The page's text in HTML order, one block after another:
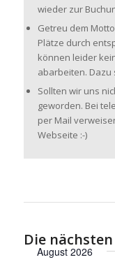
wieder zur
Getreu dem
Plätze durch
können leider
abarbeiten. Dazu
Sollten wir uns
geworden. Bei
per Mail
Webseite :-)
Die
August 2026